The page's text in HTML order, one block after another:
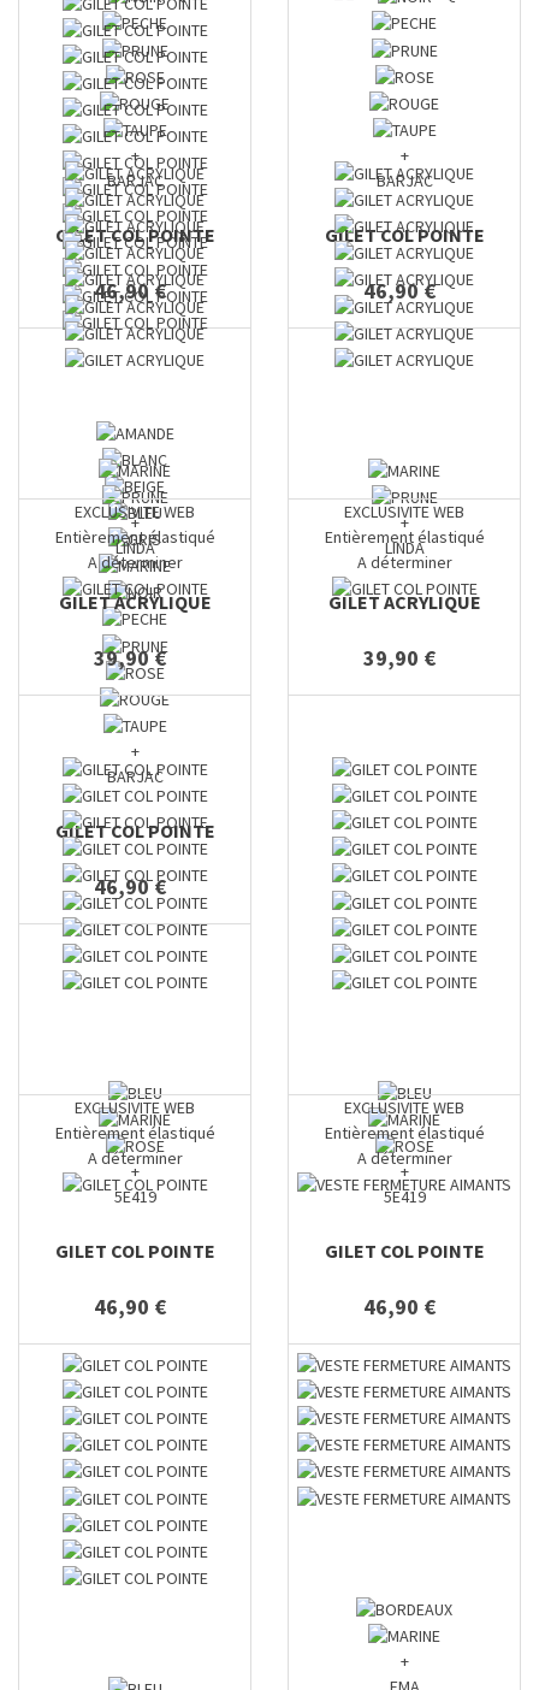
+
BARJAC
GILET COL POINTE
46,90 €
+
BARJAC
GILET COL POINTE
46,90 €
+
BARJAC
GILET COL POINTE
46,90 €
+
LINDA
GILET ACRYLIQUE
39,90 €
+
LINDA
GILET ACRYLIQUE
39,90 €
EXCLUSIVITE WEB
Entièrement élastiqué
A déterminer
+
5E419
GILET COL POINTE
46,90 €
EXCLUSIVITE WEB
Entièrement élastiqué
A déterminer
+
5E419
GILET COL POINTE
46,90 €
EXCLUSIVITE WEB
Entièrement élastiqué
A déterminer
EXCLUSIVITE WEB
Entièrement élastiqué
A déterminer
+